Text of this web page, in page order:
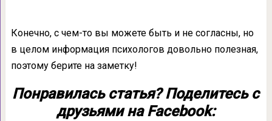
Конечно, с чем-то вы можете быть и не согласны, но
в целом информация психологов довольно полезная,
поэтому берите на заметку!
Понравилась статья? Поделитесь с
друзьями на Facebook: